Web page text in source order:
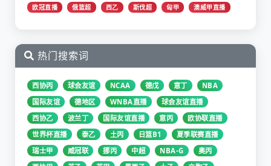
欧冠直播
俄篮超 西乙 斯伐超 匈甲 澳威甲直播
热门搜索词
西协丙 球会友谊 NCAA 德戊 意丁
NBA
国际友谊
德地区 WNBA直播
球会友谊直播
西协乙
波兰丁 国际友谊直播 意丙
欧协联直播
世界杯直播
泰乙 土丙 日篮B1
夏季联赛直播
瑞士甲
威冠联 挪丙 中超 NBA-G
奥丙